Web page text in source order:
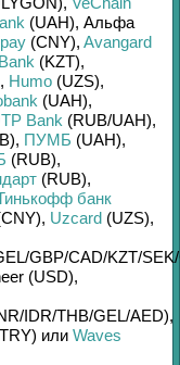
(UAH), Альфа
(CNY), Avangard
(KZT),
, Humo (UZS),
(UAH),
Bank (RUB/UAH),
, ПУМБ (UAH),
(RUB),
(RUB),
банк
, Uzcard (UZS),
GBP/CAD/KZT/SEK/
(USD),
IDR/THB/GEL/AED),
TRY) или Waves